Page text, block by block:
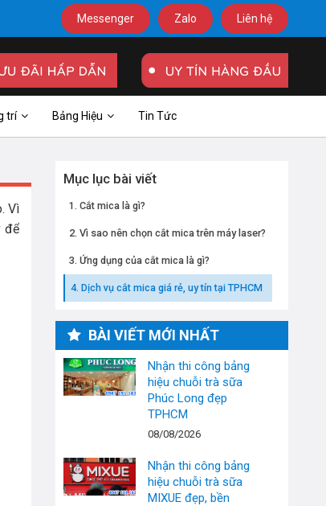
Messenger Zalo Liên hệ
trí Bảng Hiệu Tin Tức
Vì
để
Mục lục bài viết
Cắt mica là gì?
Vì sao nên chọn cắt mica trên máy laser?
Ứng dụng của cắt mica là gì?
Dịch vụ cắt mica giá rẻ, uy tín tại TPHCM
BÀI VIẾT MỚI NHẤT
Nhận thi công bảng
hiệu chuỗi trà sữa
Phúc Long đẹp
TPHCM
08/08/2026
Nhận thi công bảng
hiệu chuỗi trà sữa
MIXUE đẹp, bền